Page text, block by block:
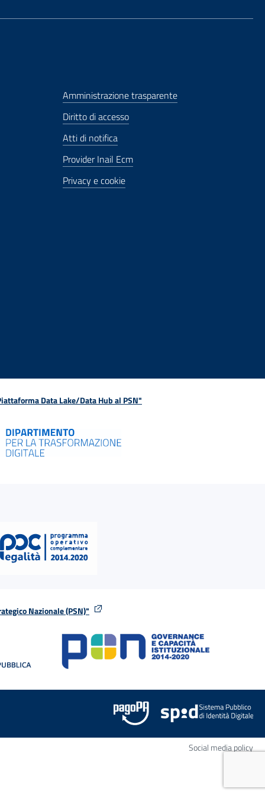
Amministrazione trasparente
Diritto di accesso
Atti di notifica
Provider Inail Ecm
Privacy e cookie
Data Lake/Data Hub al PSN"
Nazionale (PSN)"
stessa finestra
Social media policy